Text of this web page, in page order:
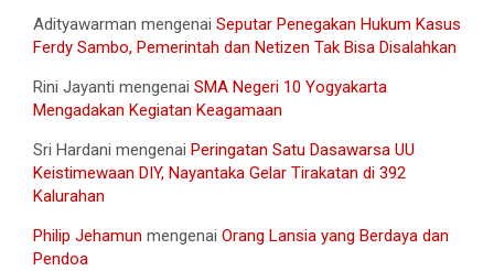
Adityawarman mengenai Seputar Penegakan Hukum Kasus
Ferdy Sambo, Pemerintah dan Netizen Tak Bisa Disalahkan
Rini Jayanti mengenai SMA Negeri 10 Yogyakarta
Mengadakan Kegiatan Keagamaan
Sri Hardani mengenai Peringatan Satu Dasawarsa UU
Keistimewaan DIY, Nayantaka Gelar Tirakatan di 392
Kalurahan
Philip Jehamun mengenai Orang Lansia yang Berdaya dan
Pendoa